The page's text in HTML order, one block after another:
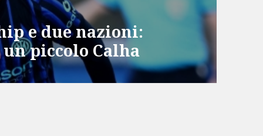
e due nazioni:
piccolo Calha